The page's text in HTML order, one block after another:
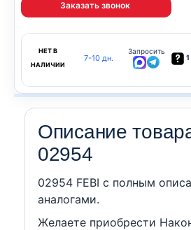
Заказать звонок
НЕТ В
НАЛИЧИИ
7-10 дн.
Запросить
Описание
02954
02954 FEBI c полным
аналогами.
Желаете приобрести